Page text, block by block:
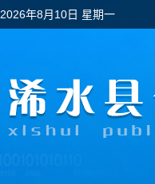
2026年8月10日 星期一